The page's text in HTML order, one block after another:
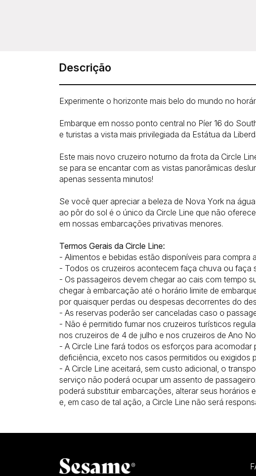
Descrição
Experimente o horizonte mais belo do mundo no
Embarque em nosso ponto central no Píer 16 do
e turistas a vista mais privilegiada da Estátua da
Este mais novo cruzeiro noturno da frota da Circle
se para se encantar com as vistas panorâmicas
apenas sessenta minutos!
Se você quer apreciar a beleza de Nova York na
ao pôr do sol é o único da Circle Line que não
em nossas embarcações privativas menores.
Termos Gerais da Circle Line:
- Alimentos e bebidas estão disponíveis para
- Todos os cruzeiros acontecem faça chuva ou faça
- Os passageiros devem chegar ao cais com tempo
chegar à embarcação até o horário limite de
por quaisquer perdas ou despesas decorrentes do
- As reservas poderão ser canceladas caso o
- Não é permitido fumar nos cruzeiros turísticos
nos cruzeiros de 4 de julho e nos cruzeiros de Ano
- A Circle Line fará todos os esforços para
deficiência, exceto nos casos permitidos ou exigidos
- A Circle Line aceitará, sem custo adicional, o
serviço não poderá ocupar um assento de
poderá substituir embarcações, alterar seus
e, em caso de tal ação, a Circle Line não será